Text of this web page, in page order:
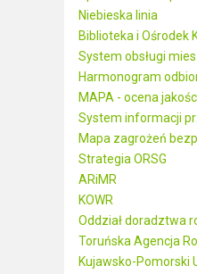
Niebieska linia
Biblioteka i Ośrodek
System obsługi
Harmonogram
MAPA - ocena
System informacji
Mapa zagrożeń
Strategia ORSG
ARiMR
KOWR
Oddział doradztwa
Toruńska Agencja
Kujawsko-Pomorski